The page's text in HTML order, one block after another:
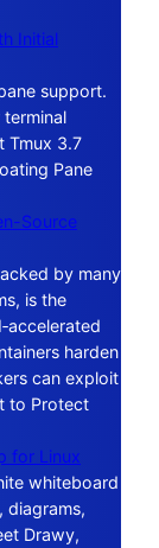
Initial
support.
Tmux 3.7
Pane
Source
by many
is the
harden
can exploit
to Protect
for Linux
whiteboard
diagrams,
Drawy,